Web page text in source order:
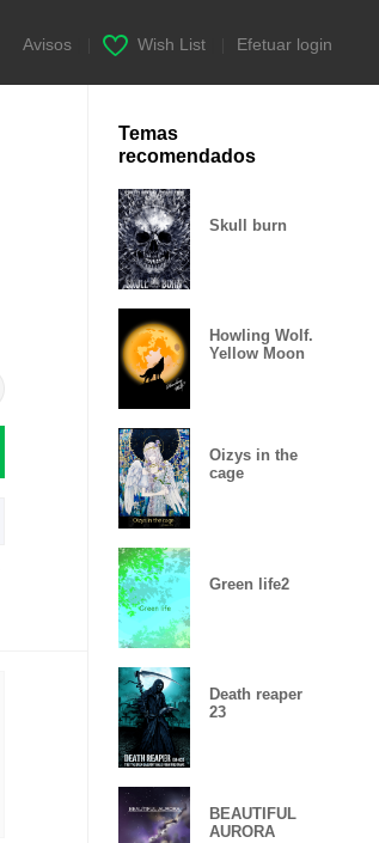
Avisos Wish List Efetuar login
Temas
recomendados
Skull burn
Howling Wolf.
Yellow Moon
Oizys in the
cage
Green life2
Death reaper
23
BEAUTIFUL
AURORA